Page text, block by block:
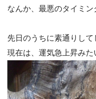
なんか、最悪のタイミ
先日のうちに素通りし
現在は、運気急上昇みた